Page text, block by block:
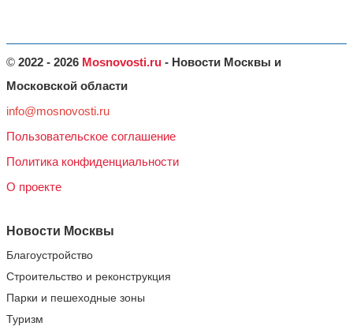
© 2022 - 2026 Mosnovosti.ru - Новости Москвы и
Московской области
info@mosnovosti.ru
Пользовательское соглашение
Политика конфиденциальности
О проекте
Новости Москвы
Благоустройство
Строительство и реконструкция
Парки и пешеходные зоны
Туризм